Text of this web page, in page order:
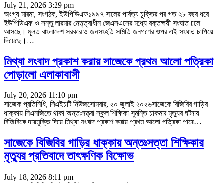
July 21, 2026 3:29 pm
অংগ্য মারমা, সংগঠক, ইউপিডিএফ১৯৯৭ সালের পার্বত্য চুক্তির পর গত ২৮ বছর ধরে
ইউপিডিএফ ও সন্তু লারমার নেতৃত্বাধীন জেএসএসের মধ্যে রক্তক্ষয়ী সংঘাত চলে
আসছে। মূলত বাংলাদেশ সরকার ও জনসংহতি সমিতি জনগণের ওপর এই সংঘাত চাপিয়ে
দিয়েছে। …
মিথ্যা সংবাদ প্রকাশ করায় সাজেকে প্রথম আলো পত্রিকা
পোড়ালো এলাকাবাসী
July 20, 2026 11:10 pm
সাজেক প্রতিনিধি, সিএইচটি নিউজসোমবার, ২০ জুলাই ২০২৬সাজেকে বিজিবির গাড়ির
ধাক্কায় সিএনজিতে থাকা অন্তঃসত্ত্বা স্কুল শিক্ষিকা সুমন্তি চাকমার মৃত্যুর ঘটনায়
বিজিবিকে দায়মুক্তি দিয়ে মিথ্যা সংবাদ প্রকাশ করায় প্রথম আলো পত্রিকা পায়ে…
সাজেকে বিজিবির গাড়ির ধাক্কায় অন্তঃসত্তা শিক্ষিকার
মৃত্যুর প্রতিবাদে তাৎক্ষণিক বিক্ষোভ
July 18, 2026 8:11 pm